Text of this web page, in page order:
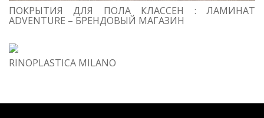
ПОКРЫТИЯ ДЛЯ ПОЛА КЛАССЕН : ЛАМИНАТ
ADVENTURE – БРЕНДОВЫЙ МАГАЗИН
RINOPLASTICA MILANO